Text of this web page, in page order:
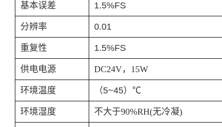
基本误差 1.5%FS
分辨率 0.01
重复性 1.5%FS
供电电源 DC24V， 15W
环境温度 （5~45） ℃
环境湿度 不大于90%RH(无冷凝)